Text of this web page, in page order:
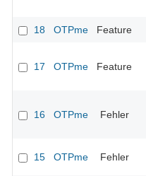
18
OTPme Feature
17 OTPme Feature
16 OTPme Fehler
15 OTPme Fehler